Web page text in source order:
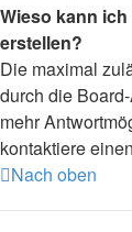
Wieso kann
erstellen?
Die maximal
durch die
mehr
kontaktiere
Nach oben